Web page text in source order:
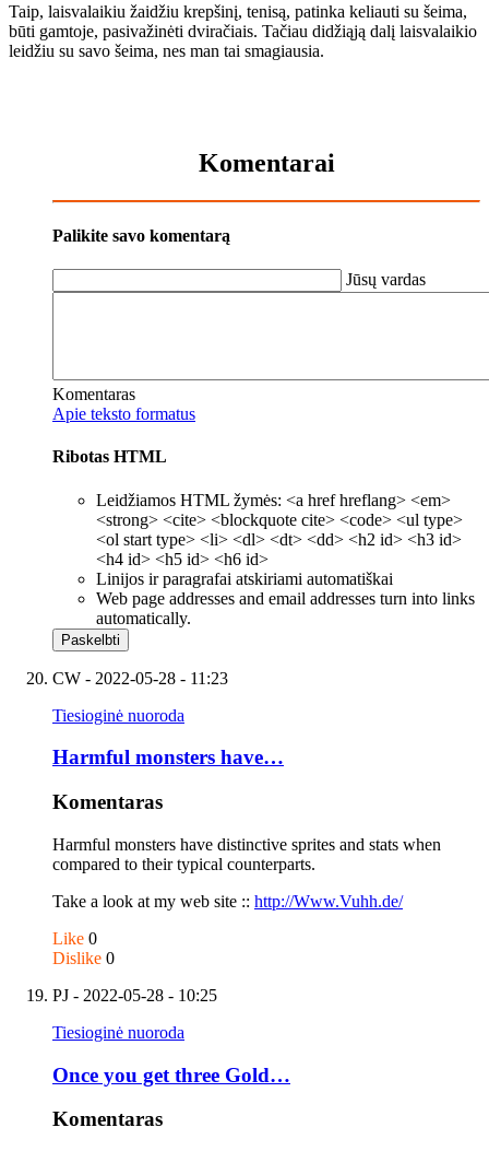
Taip, laisvalaikiu žaidžiu krepšinį, tenisą, patinka keliauti su šeima,
būti gamtoje, pasivažinėti dviračiais. Tačiau didžiąją dalį laisvalaikio
leidžiu su savo šeima, nes man tai smagiausia.
Komentarai
Palikite savo komentarą
Jūsų vardas
Komentaras
Apie teksto formatus
Ribotas HTML
Leidžiamos HTML žymės: <a href hreflang> <em>
<strong> <cite> <blockquote cite> <code> <ul type>
<ol start type> <li> <dl> <dt> <dd> <h2 id> <h3 id>
<h4 id> <h5 id> <h6 id>
Linijos ir paragrafai atskiriami automatiškai
Web page addresses and email addresses turn into links
automatically.
CW - 2022-05-28 - 11:23
Tiesioginė nuoroda
Harmful monsters have…
Komentaras
Harmful monsters have distinctive sprites and stats when
compared to their typical counterparts.
Take a look at my web site :: http://Www.Vuhh.de/
Like 0
Dislike 0
PJ - 2022-05-28 - 10:25
Tiesioginė nuoroda
Once you get three Gold…
Komentaras